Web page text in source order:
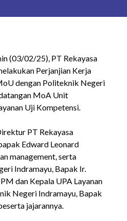
(03/02/25), PT Rekayasa
Perjanjian Kerja
dengan Politeknik Negeri
MoA Unit
Uji Kompetensi.
PT Rekayasa
Edward Leonard
management, serta
Indramayu, Bapak Ir.
dan Kepala UPA Layanan
Negeri Indramayu, Bapak
jajarannya.